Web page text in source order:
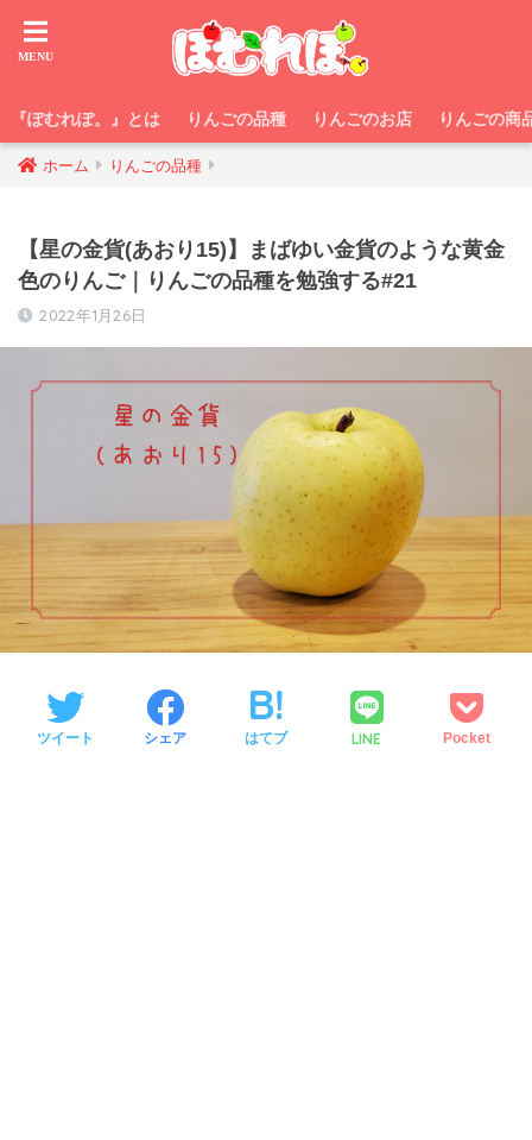
『ぽむれぽ。』とは りんごの品種 りんごのお店 りんごの商
ホーム りんごの品種
【星の金貨(あおり15)】まばゆい金貨のような黄金
色のりんご｜りんごの品種を勉強する#21
2022年1月26日
ツイート シェア はてブ LINE Pocket